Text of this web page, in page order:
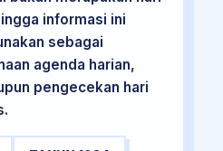
informasi ini
sebagai
agenda harian,
pengecekan hari